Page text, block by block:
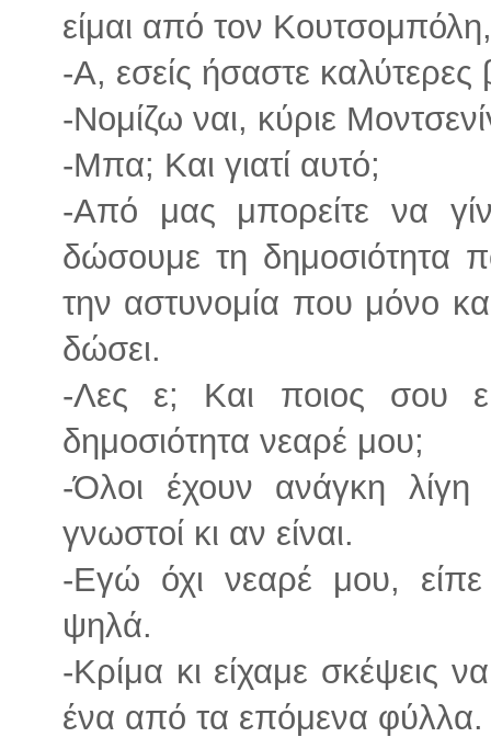
είμαι από τον
-Α, εσείς ήσαστε καλύτερες
-Νομίζω ναι, κύριε
-Μπα; Και γιατί αυτό;
-Από μας μπορείτε να
δώσουμε τη δημοσιότητα
την αστυνομία που μόνο
δώσει.
-Λες ε; Και ποιος σου
δημοσιότητα νεαρέ μου;
-Όλοι έχουν ανάγκη
γνωστοί κι αν είναι.
-Εγώ όχι νεαρέ μου,
ψηλά.
-Κρίμα κι είχαμε σκέψεις
ένα από τα επόμενα